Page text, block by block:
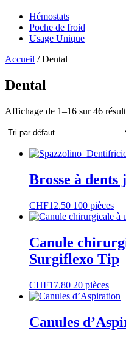
Hémostats
Poche de froid
Usage Unique
Accueil / Dental
Dental
Affichage de 1–16 sur 46
Brosse à
CHF12.50 100 piècesCe
Les
être
sur
la
Canule
Surgiflexo Tip
CHF17.80 20 pièces
Canules